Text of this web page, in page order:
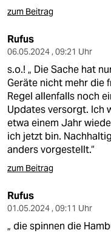
zum Beitrag
Rufus
06.05.2024 , 09:21 Uhr
s.o.! „ Die Sache hat
Geräte nicht mehr die
Regel allenfalls noch
Updates versorgt. Ich
etwa einem Jahr
ich jetzt bin.
anders vorgestellt.“
zum Beitrag
Rufus
01.05.2024 , 09:11 Uhr
„ die spinnen die